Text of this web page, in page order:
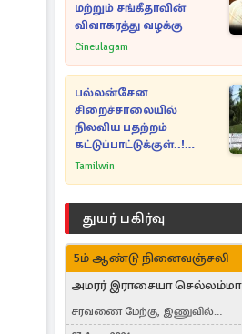
மற்றும் சங்கீதாவின்
விவாகரத்து வழக்கு
Cineulagam
பல்லன்சேன
சிறைச்சாலையில்
நிலவிய பதற்றம்
கட்டுப்பாட்டுக்குள்..!
அதிரடியாக களமிறங்கிய
Tamilwin
துயர் பகிர்வு
5ம் ஆண்டு நினைவஞ்சலி
அமரர் இராசையா செல்லம்மா
சரவணை மேற்கு, இணுவில்
கிழக்கு